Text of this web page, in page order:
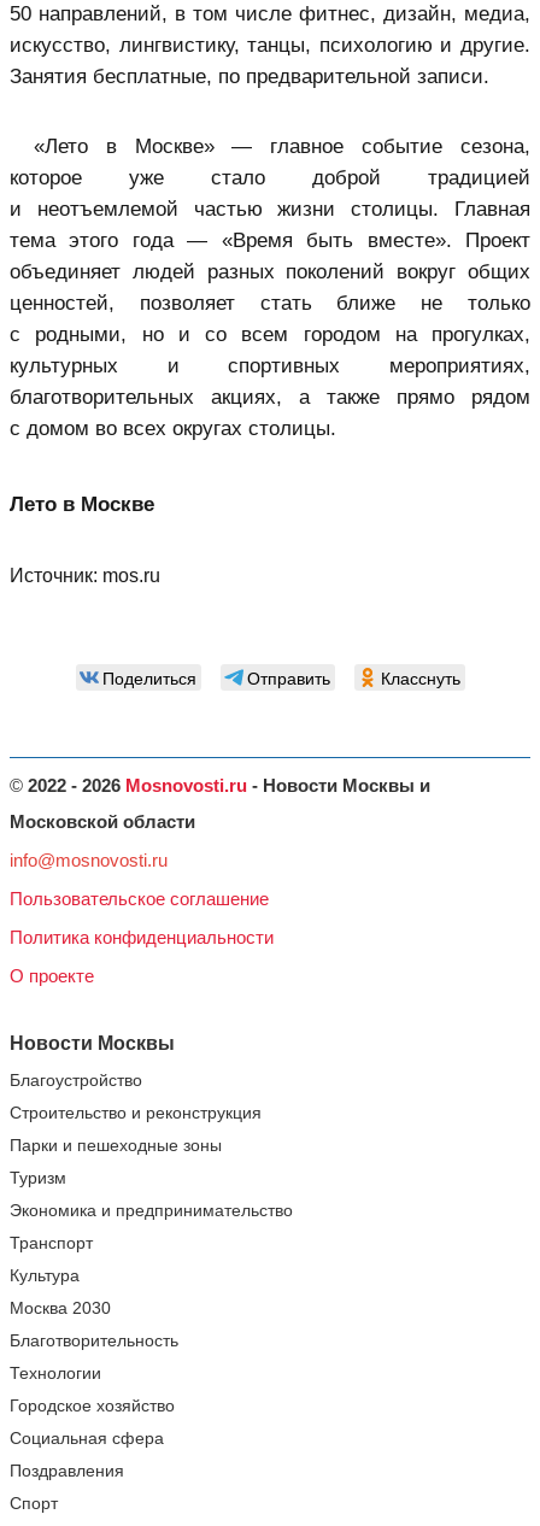
50 направлений, в том числе фитнес, дизайн, медиа,
искусство, лингвистику, танцы, психологию и другие.
Занятия бесплатные, по предварительной записи.
«Лето в Москве» — главное событие сезона,
которое уже стало доброй традицией
и неотъемлемой частью жизни столицы. Главная
тема этого года — «Время быть вместе». Проект
объединяет людей разных поколений вокруг общих
ценностей, позволяет стать ближе не только
с родными, но и со всем городом на прогулках,
культурных и спортивных мероприятиях,
благотворительных акциях, а также прямо рядом
с домом во всех округах столицы.
Лето в Москве
Источник: mos.ru
Поделиться Отправить Класснуть
© 2022 - 2026 Mosnovosti.ru - Новости Москвы и
Московской области
info@mosnovosti.ru
Пользовательское соглашение
Политика конфиденциальности
О проекте
Новости Москвы
Благоустройство
Строительство и реконструкция
Парки и пешеходные зоны
Туризм
Экономика и предпринимательство
Транспорт
Культура
Москва 2030
Благотворительность
Технологии
Городское хозяйство
Социальная сфера
Поздравления
Спорт